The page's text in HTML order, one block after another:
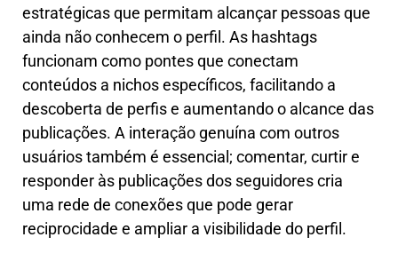
estratégicas que permitam alcançar pessoas que
ainda não conhecem o perfil. As hashtags
funcionam como pontes que conectam
conteúdos a nichos específicos, facilitando a
descoberta de perfis e aumentando o alcance das
publicações. A interação genuína com outros
usuários também é essencial; comentar, curtir e
responder às publicações dos seguidores cria
uma rede de conexões que pode gerar
reciprocidade e ampliar a visibilidade do perfil.